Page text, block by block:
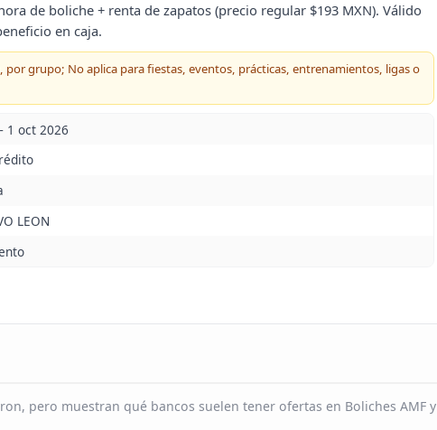
de boliche + renta de zapatos (precio regular $193 MXN). Válido
en caja.
grupo; No aplica para fiestas, eventos, prácticas, entrenamientos, ligas o
1 oct 2026
LEON
pero muestran qué bancos suelen tener ofertas en Boliches AMF y